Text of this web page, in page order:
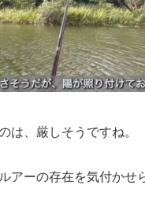
は、厳しそうですね。
アーの存在を気付かせ